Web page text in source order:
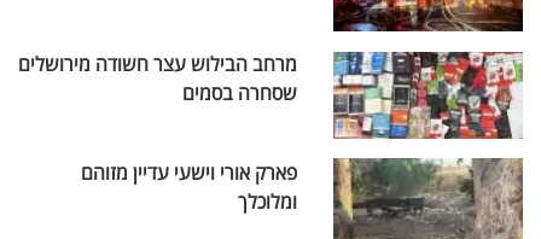
מרחב הבילוש עצר חשודה מירושלים
שסחרה בסמים
פארק אורי וישעי עדיין מזוהם
ומלוכלך